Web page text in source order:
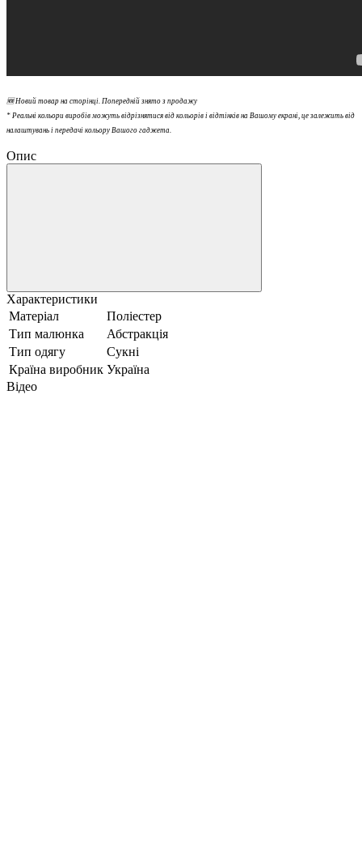
🆕 Новий товар на сторінці. Попередній знято з продажу
* Реальні кольори виробів можуть відрізнятися від кольорів і відтінків на Вашому екрані, це залежить від
налаштувань і передачі кольору Вашого гаджета.
Опис
Характеристики
Матеріал
Поліестер
Тип малюнка
Абстракція
Тип одягу
Сукні
Країна виробник Україна
Відео